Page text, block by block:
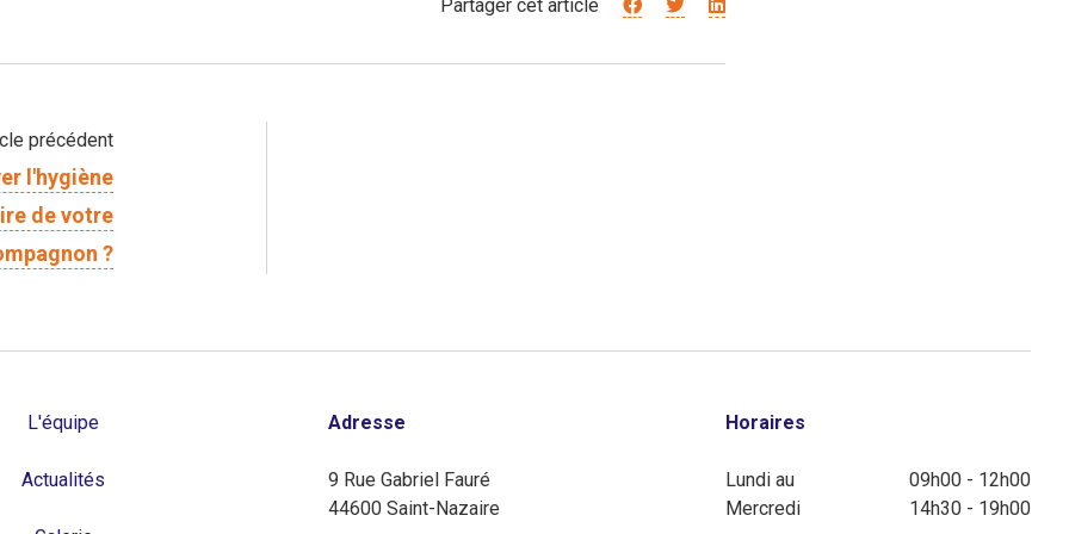
Partager cet article
précédent
l'hygiène
de votre
?
L'équipe
Actualités
Adresse
9 Rue Gabriel Fauré
44600 Saint-Nazaire
Horaires
Lundi au
Mercredi
09h00 - 12h00
14h30 - 19h00